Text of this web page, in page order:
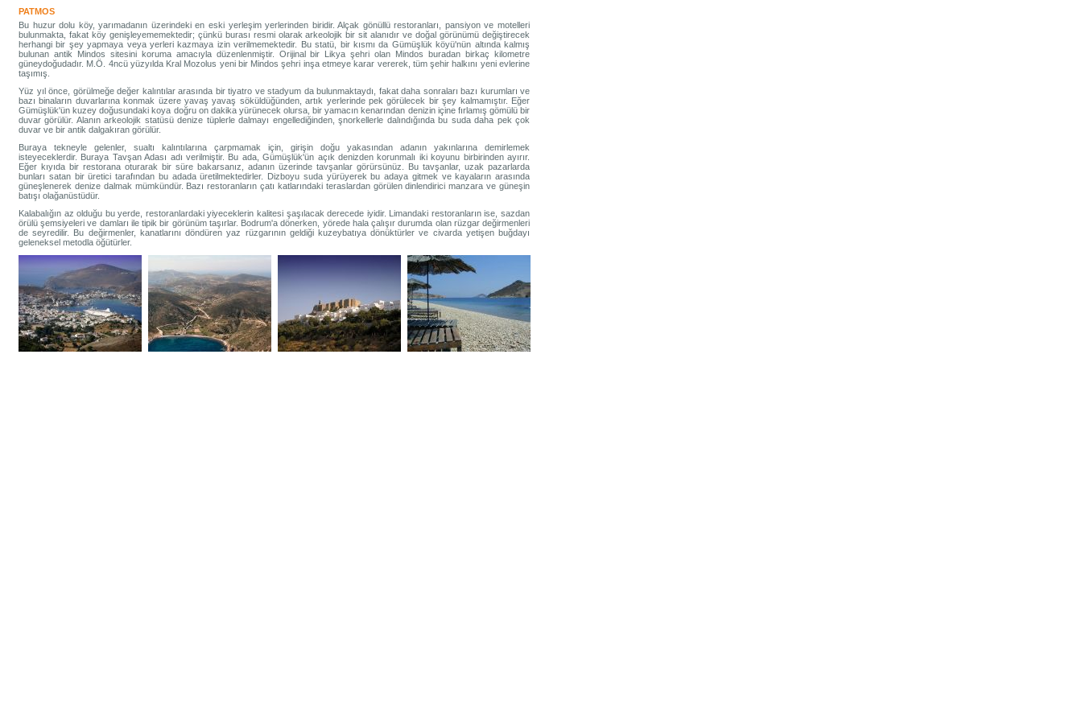
PATMOS
Bu huzur dolu köy, yarımadanın üzerindeki en eski yerleşim yerlerinden biridir. Alçak gönüllü restoranları, pansiyon ve motelleri
bulunmakta, fakat köy genişleyememektedir; çünkü burası resmi olarak arkeolojik bir sit alanıdır ve doğal görünümü değiştirecek
herhangi bir şey yapmaya veya yerleri kazmaya izin verilmemektedir. Bu statü, bir kısmı da Gümüşlük köyü'nün altında kalmış
bulunan antik Mindos sitesini koruma amacıyla düzenlenmiştir. Orijinal bir Likya şehri olan Mindos buradan birkaç kilometre
güneydoğudadır. M.Ö. 4ncü yüzyılda Kral Mozolus yeni bir Mindos şehri inşa etmeye karar vererek, tüm şehir halkını yeni evlerine
taşımış.
Yüz yıl önce, görülmeğe değer kalıntılar arasında bir tiyatro ve stadyum da bulunmaktaydı, fakat daha sonraları bazı kurumları ve
bazı binaların duvarlarına konmak üzere yavaş yavaş söküldüğünden, artık yerlerinde pek görülecek bir şey kalmamıştır. Eğer
Gümüşlük'ün kuzey doğusundaki koya doğru on dakika yürünecek olursa, bir yamacın kenarından denizin içine fırlamış gömülü bir
duvar görülür. Alanın arkeolojik statüsü denize tüplerle dalmayı engellediğinden, şnorkellerle dalındığında bu suda daha pek çok
duvar ve bir antik dalgakıran görülür.
Buraya tekneyle gelenler, sualtı kalıntılarına çarpmamak için, girişin doğu yakasından adanın yakınlarına demirlemek
isteyeceklerdir. Buraya Tavşan Adası adı verilmiştir. Bu ada, Gümüşlük'ün açık denizden korunmalı iki koyunu birbirinden ayırır.
Eğer kıyıda bir restorana oturarak bir süre bakarsanız, adanın üzerinde tavşanlar görürsünüz. Bu tavşanlar, uzak pazarlarda
bunları satan bir üretici tarafından bu adada üretilmektedirler. Dizboyu suda yürüyerek bu adaya gitmek ve kayaların arasında
güneşlenerek denize dalmak mümkündür. Bazı restoranların çatı katlarındaki teraslardan görülen dinlendirici manzara ve güneşin
batışı olağanüstüdür.
Kalabalığın az olduğu bu yerde, restoranlardaki yiyeceklerin kalitesi şaşılacak derecede iyidir. Limandaki restoranların ise, sazdan
örülü şemsiyeleri ve damları ile tipik bir görünüm taşırlar. Bodrum'a dönerken, yörede hala çalışır durumda olan rüzgar değirmenleri
de seyredilir. Bu değirmenler, kanatlarını döndüren yaz rüzgarının geldiği kuzeybatıya dönüktürler ve civarda yetişen buğdayı
geleneksel metodla öğütürler.